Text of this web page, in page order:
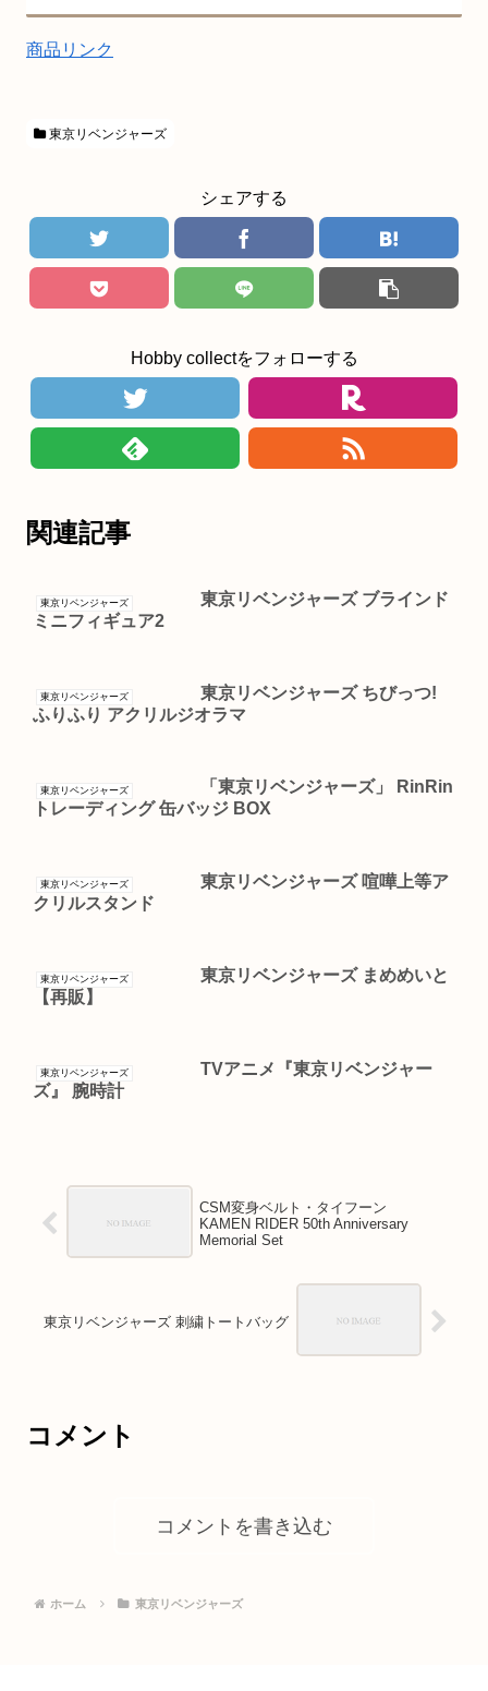
商品リンク
東京リベンジャーズ
シェアする
Hobby collectをフォローする
関連記事
東京リベンジャーズ
東京リベンジャーズ ブラインド
ミニフィギュア2
東京リベンジャーズ
東京リベンジャーズ ちびっつ!
ふりふり アクリルジオラマ
東京リベンジャーズ
「東京リベンジャーズ」 RinRin
トレーディング 缶バッジ BOX
東京リベンジャーズ
東京リベンジャーズ 喧嘩上等ア
クリルスタンド
東京リベンジャーズ
東京リベンジャーズ まめめいと
【再販】
東京リベンジャーズ
TVアニメ『東京リベンジャー
ズ』 腕時計
CSM変身ベルト・タイフーン
KAMEN RIDER 50th Anniversary
Memorial Set
東京リベンジャーズ 刺繍トートバッグ
コメント
コメントを書き込む
ホーム 東京リベンジャーズ